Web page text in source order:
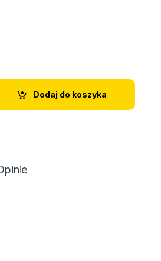
Plus - Dla Firm, Dla
Dodaj do koszyka